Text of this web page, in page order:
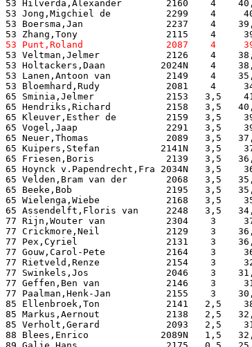
53 Hilverda,Alexander        2160    4
53 Jong,Migchiel de          2299    4
53 Boersma,Jan               2237    4
53 Veltman,Jelmer            2126    4
53 Holtackers,Daan          2024N    4
53 Lanen,Antoon van          2149    4
53 Bloemhard,Rudy            2081    4
65 Sminia,Jelmer             2153   3,5
65 Hendriks,Richard          2158   3,5
65 Kleuver,Esther de         2159   3,5
65 Vogel,Jaap                2291   3,5
65 Neuer,Thomas              2089   3,5
65 Kuipers,Stefan           2141N   3,5
65 Friesen,Boris             2139   3,5
65 Hoynck v.Papendrecht,Fra 2034N   3,5
65 Velden,Bram van der       2068   3,5
65 Beeke,Bob                 2195   3,5
65 Wielenga,Wiebe            2168   3,5
65 Assendelft,Floris van     2248   3,5
77 Rijn,Wouter van           2304    3
77 Crickmore,Neil            2129    3
77 Pex,Cyriel                2131    3
77 Gouw,Carol-Pete           2164    3
77 Rietveld,Renze            2154    3
77 Swinkels,Jos              2046    3
77 Geffen,Ben van            2146    3
77 Paalman,Henk-Jan          2155    3
85 Ellenbroek,Ton            2141   2,5
85 Markus,Aernout            2138   2,5
85 Verholt,Gerard            2093   2,5
88 Blees,Enrico             2089N   1,5